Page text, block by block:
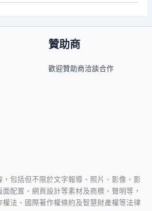
贊助商
歡迎贊助商洽談合作
，包括但不限於文字報導、照片、影像、影
配置、網頁設計等素材及商標、聲明等，
權法、國際著作權條約及智慧財產權等法律